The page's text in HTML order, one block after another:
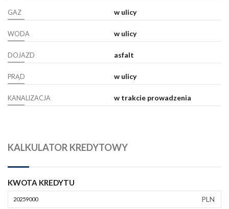
GAZ w ulicy
WODA w ulicy
DOJAZD asfalt
PRĄD w ulicy
KANALIZACJA w trakcie prowadzenia
KALKULATOR KREDYTOWY
KWOTA KREDYTU
PLN